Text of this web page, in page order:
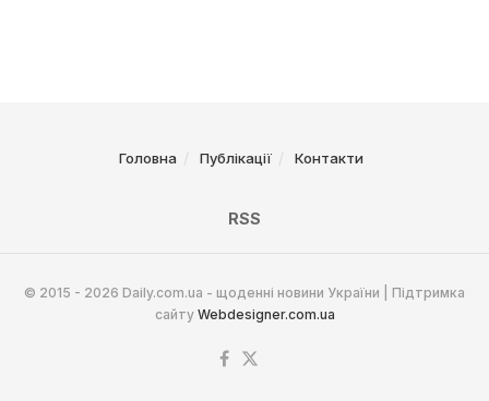
Головна Публікації Контакти
RSS
© 2015 - 2026 Daily.com.ua - щоденні новини України | Підтримка
сайту Webdesigner.com.ua